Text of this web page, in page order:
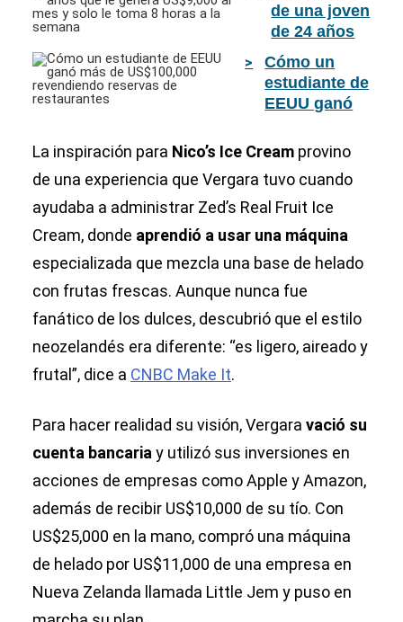
de una joven
de 24 años
que le
genera
US$9,000 al
mes y solo
horas a la
semana
Cómo un
estudiante de
EEUU ganó
US$100,000
revendiendo
reservas de
restaurantes
La inspiración para Nico’s Ice Cream provino
de una experiencia que Vergara tuvo cuando
ayudaba a administrar Zed’s Real Fruit Ice
Cream, donde aprendió a usar una máquina
especializada que mezcla una base de helado
con frutas frescas. Aunque nunca fue
fanático de los dulces, descubrió que el estilo
neozelandés era diferente: “es ligero, aireado y
frutal”, dice a CNBC Make It.
Para hacer realidad su visión, Vergara vació su
cuenta bancaria y utilizó sus inversiones en
acciones de empresas como Apple y Amazon,
además de recibir US$10,000 de su tío. Con
US$25,000 en la mano, compró una máquina
de helado por US$11,000 de una empresa en
Nueva Zelanda llamada Little Jem y puso en